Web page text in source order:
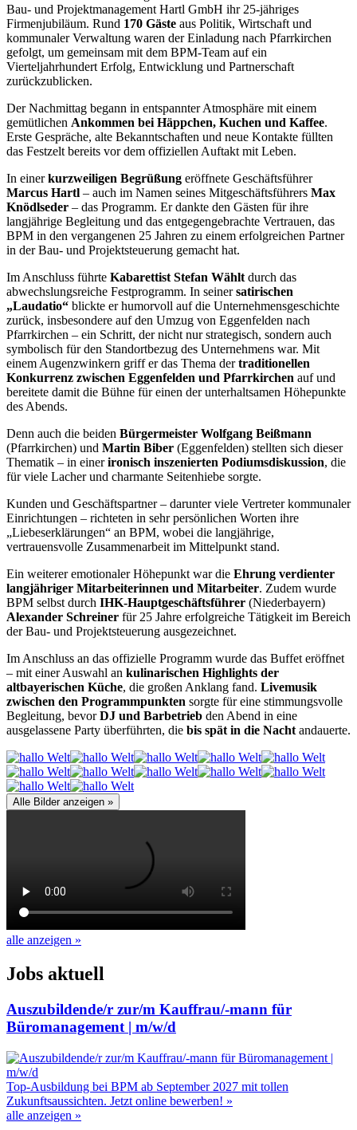
Bau- und Projektmanagement Hartl GmbH ihr 25-jähriges
Firmenjubiläum. Rund 170 Gäste aus Politik, Wirtschaft und
kommunaler Verwaltung waren der Einladung nach Pfarrkirchen
gefolgt, um gemeinsam mit dem BPM-Team auf ein
Vierteljahrhundert Erfolg, Entwicklung und Partnerschaft
zurückzublicken.
Der Nachmittag begann in entspannter Atmosphäre mit einem
gemütlichen Ankommen bei Häppchen, Kuchen und Kaffee.
Erste Gespräche, alte Bekanntschaften und neue Kontakte füllten
das Festzelt bereits vor dem offiziellen Auftakt mit Leben.
In einerkurzweiligen Begrüßung eröffnete Geschäftsführer
Marcus Hartl – auch im Namen seines Mitgeschäftsführers Max
Knödlseder – das Programm. Er dankte den Gästen für ihre
langjährige Begleitung und das entgegengebrachte Vertrauen, das
BPM in den vergangenen 25 Jahren zu einem erfolgreichen Partner
in der Bau- und Projektsteuerung gemacht hat.
Im Anschluss führte Kabarettist Stefan Wählt durch das
abwechslungsreiche Festprogramm. In seinersatirischen
„Laudatio“ blickte er humorvoll auf die Unternehmensgeschichte
zurück, insbesondere auf den Umzug von Eggenfelden nach
Pfarrkirchen – ein Schritt, der nicht nur strategisch, sondern auch
symbolisch für den Standortbezug des Unternehmens war. Mit
einem Augenzwinkern griff er das Thema dertraditionellen
Konkurrenz zwischen Eggenfelden und Pfarrkirchen auf und
bereitete damit die Bühne für einen der unterhaltsamen Höhepunkte
des Abends.
Denn auch die beiden Bürgermeister Wolfgang Beißmann
(Pfarrkirchen) und Martin Biber (Eggenfelden) stellten sich dieser
Thematik – in einerironisch inszenierten Podiumsdiskussion, die
für viele Lacher und charmante Seitenhiebe sorgte.
Kunden und Geschäftspartner – darunter viele Vertreter kommunaler
Einrichtungen – richteten in sehr persönlichen Worten ihre
„Liebeserklärungen“ an BPM, wobei die langjährige,
vertrauensvolle Zusammenarbeit im Mittelpunkt stand.
Ein weiterer emotionaler Höhepunkt war die Ehrung verdienter
langjähriger Mitarbeiterinnen und Mitarbeiter. Zudem wurde
BPM selbst durch IHK-Hauptgeschäftsführer (Niederbayern)
Alexander Schreiner für 25 Jahre erfolgreiche Tätigkeit im Bereich
der Bau- und Projektsteuerung ausgezeichnet.
Im Anschluss an das offizielle Programm wurde das Buffet eröffnet
– mit einer Auswahl an kulinarischen Highlights der
altbayerischen Küche, die großen Anklang fand. Livemusik
zwischen den Programmpunkten sorgte für eine stimmungsvolle
Begleitung, bevorDJ und Barbetrieb den Abend in eine
ausgelassene Party überführten, die bis spät in die Nacht andauerte.
Alle Bilder anzeigen »
alle anzeigen »
Jobs aktuell
Auszubildende/r zur/m Kauffrau/-mann für
Büromanagement | m/w/d
Top-Ausbildung bei BPM ab September 2027 mit tollen
Zukunftsaussichten. Jetzt online bewerben! »
alle anzeigen »